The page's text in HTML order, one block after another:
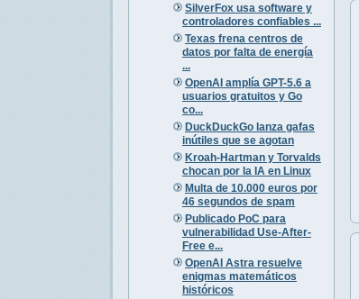
SilverFox usa software y
controladores confiables ...
Texas frena centros de
datos por falta de energía
...
OpenAI amplía GPT-5.6 a
usuarios gratuitos y Go
co...
DuckDuckGo lanza gafas
inútiles que se agotan
Kroah-Hartman y Torvalds
chocan por la IA en Linux
Multa de 10.000 euros por
46 segundos de spam
Publicado PoC para
vulnerabilidad Use-After-
Free e...
OpenAI Astra resuelve
enigmas matemáticos
históricos